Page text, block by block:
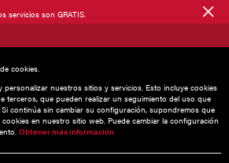
servicios son GRATIS.
cookies.
personalizar nuestros sitios y servicios. Esto incluye cookies
terceros, que pueden realizar un seguimiento del uso que
continúa sin cambiar su configuración, supondremos que
en nuestro sitio web. Puede cambiar la configuración
Obtener más información
Cama Baja